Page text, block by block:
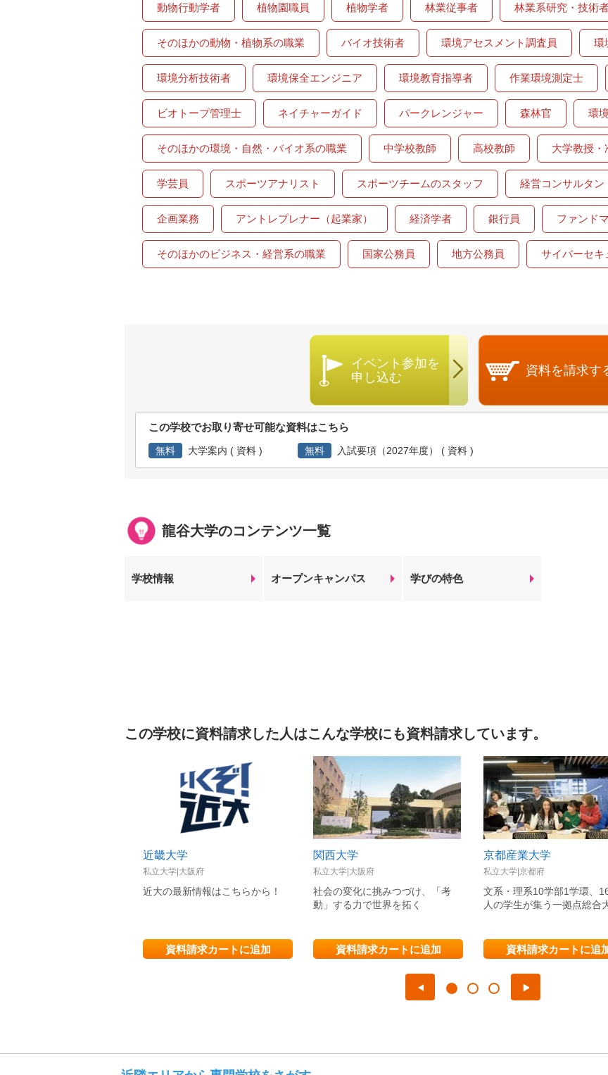
動物行動学者 植物園職員 植物学者 林業従事者 林業系研究・技術
そのほかの動物・植物系の職業 バイオ技術者 環境アセスメント調査員 環
環境分析技術者 環境保全エンジニア 環境教育指導者 作業環境測定士
ビオトープ管理士 ネイチャーガイド パークレンジャー 森林官 環
そのほかの環境・自然・バイオ系の職業 中学校教師 高校教師 大学教授・
学芸員 スポーツアナリスト スポーツチームのスタッフ 経営コンサルタン
企画業務 アントレプレナー（起業家） 経済学者 銀行員 ファンド
そのほかのビジネス・経営系の職業 国家公務員 地方公務員 サイバーセキ
イベント参加を
申し込む
資料を請求す
この学校でお取り寄せ可能な資料はこちら
無料 大学案内 ( 資料 ) 無料 入試要項（2027年度） ( 資料 )
龍谷大学のコンテンツ一覧
学校情報 オープンキャンパス 学びの特色
この学校に資料請求した人はこんな学校にも資料請求しています。
近畿大学
私立大学|大阪府
近大の最新情報はこちらから！
資料請求カートに追加
関西大学
私立大学|大阪府
社会の変化に挑みつづけ、「考
動」する力で世界を拓く
資料請求カートに追加
京都産業大学
私立大学|京都府
文系・理系10学部1学環、
人の学生が集う一拠点総合
資料請求カートに追